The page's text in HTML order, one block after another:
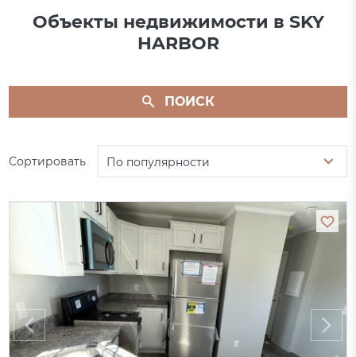
Объекты недвижимости в SKY
HARBOR
ПОИСК
Сортировать По популярности